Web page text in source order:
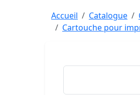
Accueil Catalogue
Cartouche pour